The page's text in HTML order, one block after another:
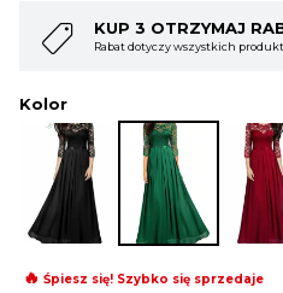
SWETRY
OKRYCIA WIERZCHNIE
RABAT 10%
produktów w sklepie i obejmuje cały koszyk
Kolor
🔥 Śpiesz się! Szybko się sprzedaje